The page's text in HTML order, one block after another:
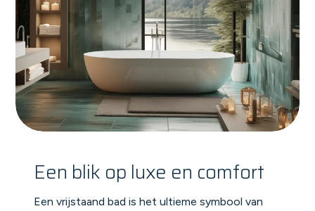
Een blik op luxe en comfort
Een vrijstaand bad is het ultieme symbool van